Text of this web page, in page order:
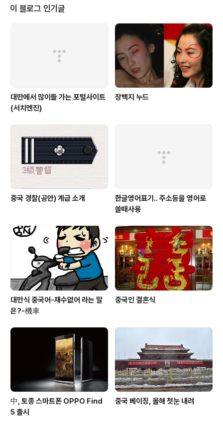
(公車)：6、216、217、218、203、224、266、2
69、277、280、308、310「捷運劍潭站」或「銘傳
大學」혹은「小北街」하차 먹거리 야시장에는 먹는 것 뿐아
니라 여행기의 사진에서처럼 간단한 오락거리가 있구요..
야시장은 파란색화살표를 따라서 건너시면 됩니다. 인도를
따라서 죽 걷다가 보시면 야시장은 금방 발견..
이 블로그 인기글
대만에서 많이들 가는 포털사이트
(서치엔진)
장백지 누드
중국 경찰(공안) 계급 소개
한글영어표기.. 주소등을 영어로
쓸때사용
대만식 중국어-재수없어 라는 말
은?-機車
중국인 결혼식
中, 토종 스마트폰 OPPO Find
5 출시
중국 베이징, 올해 첫눈 내려